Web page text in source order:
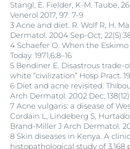
Stangl, E. Fielder, K-M. Taube,
Venerol 2017, 97: 7-9
3 Acne and diet. R. Wolf R, H.
Dermatol. 2004 Sep-Oct;
4 Schaefer O. When the
Today. 1971;6:8–16
5 Bendiner E. Disastrous trade-
white “civilization” Hosp Pract.
6 Diet and acne revisited.
Arch Dermatol. 2002 Dec;
7 Acne vulgaris: a disease of
Cordain L, Lindeberg S,
Brand-Miller J Arch Dermatol.
8 Skin diseases in Kenya. A
histopathological study of 3,168